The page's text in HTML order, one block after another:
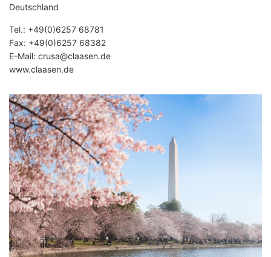
Deutschland
Tel.: +49(0)6257 68781
Fax: +49(0)6257 68382
E-Mail: crusa@claasen.de
www.claasen.de